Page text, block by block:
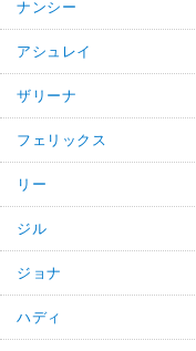
ナンシー
アシュレイ
ザリーナ
フェリックス
リー
ジル
ジョナ
ハディ